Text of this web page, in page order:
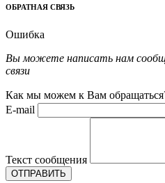
ОБРАТНАЯ СВЯЗЬ
Ошибка
Вы можете написать нам
связи
Как мы можем к Вам
E-mail
Текст сообщения
ОТПРАВИТЬ